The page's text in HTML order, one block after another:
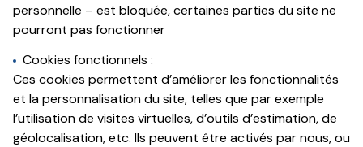
personnelle – est bloquée, certaines parties du site ne
pourront pas fonctionner
Cookies fonctionnels :
Ces cookies permettent d’améliorer les fonctionnalités
et la personnalisation du site, telles que par exemple
l’utilisation de visites virtuelles, d’outils d’estimation, de
géolocalisation, etc. Ils peuvent être activés par nous, ou